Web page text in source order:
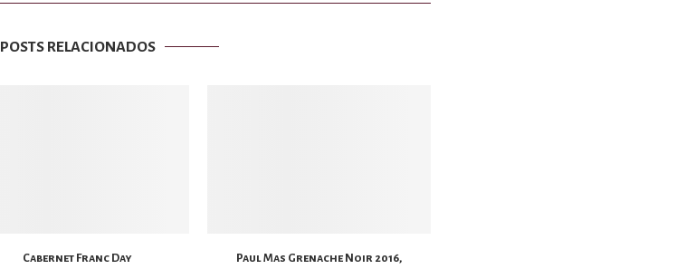
POSTS RELACIONADOS
Cabernet Franc Day
Paul Mas Grenache Noir 2016,